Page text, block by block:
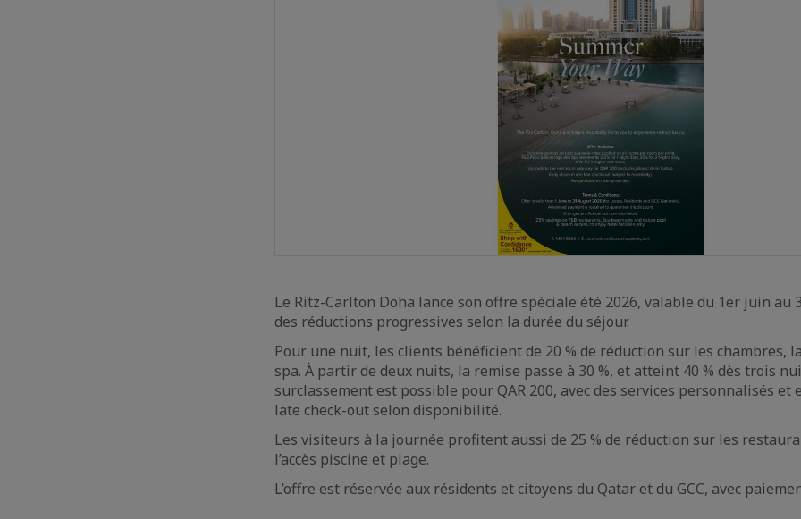
Le Ritz-Carlton Doha lance son offre spéciale été 2026, valable du 1er juin au
des réductions progressives selon la durée du séjour.
Pour une nuit, les clients bénéficient de 20 % de réduction sur les chambres,
spa. À partir de deux nuits, la remise passe à 30 %, et atteint 40 % dès trois
surclassement est possible pour QAR 200, avec des services personnalisés et
late check-out selon disponibilité.
Les visiteurs à la journée profitent aussi de 25 % de réduction sur les
l’accès piscine et plage.
L’offre est réservée aux résidents et citoyens du Qatar et du GCC, avec